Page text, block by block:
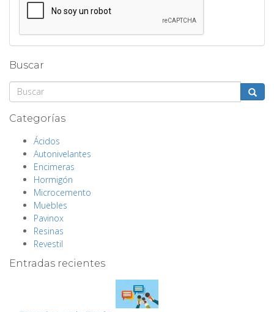
Buscar
Categorías
Ácidos
Autonivelantes
Encimeras
Hormigón
Microcemento
Muebles
Pavinox
Resinas
Revestil
Entradas recientes